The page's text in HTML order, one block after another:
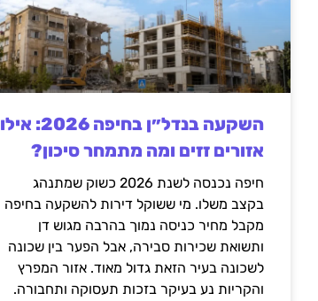
השקעה בנדל״ן בחיפה 2026: אילו
אזורים זזים ומה מתמחר סיכון?
חיפה נכנסה לשנת 2026 כשוק שמתנהג
בקצב משלו. מי ששוקל דירות להשקעה בחיפה
מקבל מחיר כניסה נמוך בהרבה מגוש דן
ותשואת שכירות סבירה, אבל הפער בין שכונה
לשכונה בעיר הזאת גדול מאוד. אזור המפרץ
והקריות נע בעיקר בזכות תעסוקה ותחבורה.